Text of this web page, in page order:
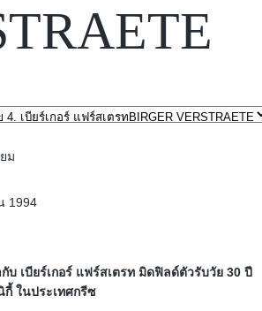
ม
1994
บ เบียร์เกอร์ แฟร์สเตรท มิดฟิลด์ตัวรับวัย 30 ปี
ในประเทศกรีซ